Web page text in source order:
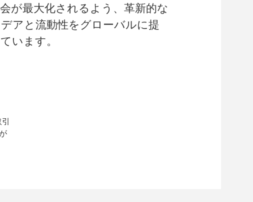
が最大化されるよう、革新的な
アと流動性をグローバルに提
います。